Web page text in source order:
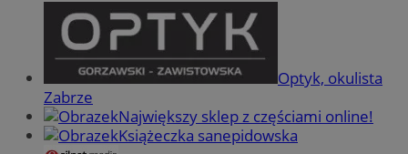
Optyk, okulista
Zabrze
Największy sklep z częściami online!
Książeczka sanepidowska